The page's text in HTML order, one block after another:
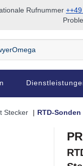
Rufnummer
Stecker RTD-